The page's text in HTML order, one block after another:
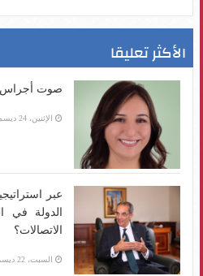
الأكثر تعليقا
صوت أجراس
الإثنين، 24 ديسمبر 2018 09:27 ص
عبر
الدولة في
الاتصالات؟
السبت، 22 ديسمبر 2018 12:00 ص